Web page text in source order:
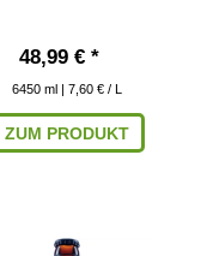
48,99 € *
6450 ml | 7,60 € / L
ZUM PRODUKT